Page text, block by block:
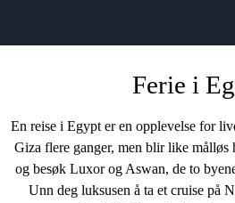
Ferie i
En reise i Egypt er en opplevelse for
Giza flere ganger, men blir like målløs
og besøk Luxor og Aswan, de to
Unn deg luksusen å ta et cruise på